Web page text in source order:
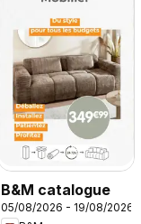
B&M catalogue
05/08/2026 - 19/08/2026